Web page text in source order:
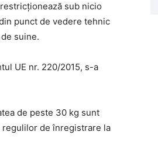
sub nicio
punct de vedere tehnic
suine.
UE nr. 220/2015, s-a
de peste 30 kg sunt
de înregistrare la